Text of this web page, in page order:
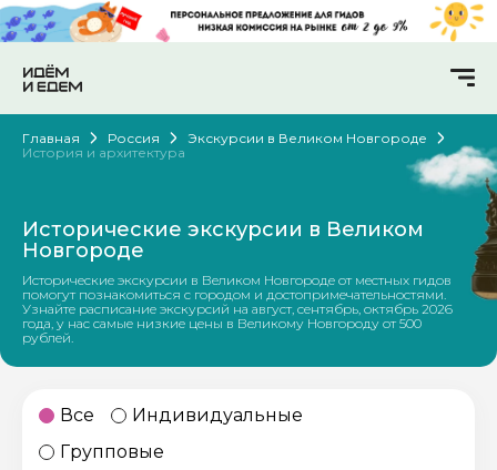
Главная Россия
Экскурсии в Великом Новгороде
История и архитектура
Исторические экскурсии в Великом
Новгороде
Исторические экскурсии в Великом Новгороде от местных гидов
помогут познакомиться с городом и достопримечательностями.
Узнайте расписание экскурсий на август, сентябрь, октябрь 2026
года, у нас самые низкие цены в Великому Новгороду от 500
рублей.
Все
Индивидуальные
Групповые